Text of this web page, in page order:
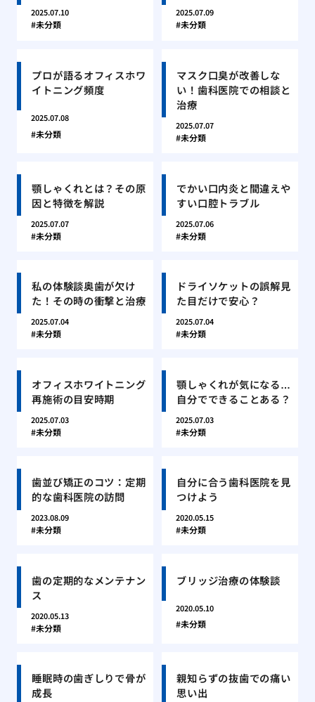
2025.07.10
未分類
2025.07.09
未分類
プロが語るオフィスホワ
イトニング頻度
2025.07.08
未分類
マスク口臭が改善しな
い！歯科医院での相談と
治療
2025.07.07
未分類
顎しゃくれとは？その原
因と特徴を解説
2025.07.07
未分類
でかい口内炎と間違えや
すい口腔トラブル
2025.07.06
未分類
私の体験談奥歯が欠け
た！その時の衝撃と治療
2025.07.04
未分類
ドライソケットの誤解見
た目だけで安心？
2025.07.04
未分類
オフィスホワイトニング
再施術の目安時期
2025.07.03
未分類
顎しゃくれが気になる…
自分でできることある？
2025.07.03
未分類
歯並び矯正のコツ：定期
的な歯科医院の訪問
2023.08.09
未分類
自分に合う歯科医院を見
つけよう
2020.05.15
未分類
歯の定期的なメンテナン
ス
2020.05.13
未分類
ブリッジ治療の体験談
2020.05.10
未分類
睡眠時の歯ぎしりで骨が
成長
親知らずの抜歯での痛い
思い出